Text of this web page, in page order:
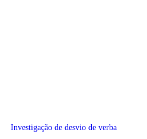
Investigação de desvio de verba